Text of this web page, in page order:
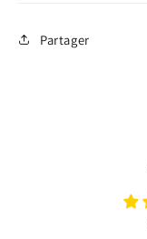
Partager